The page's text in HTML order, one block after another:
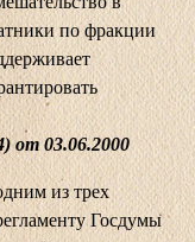
по фракции
от 03.06.2000
из трех
Госдумы